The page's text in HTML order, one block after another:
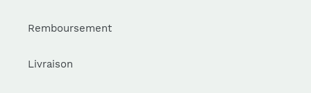
Remboursement
Livraison